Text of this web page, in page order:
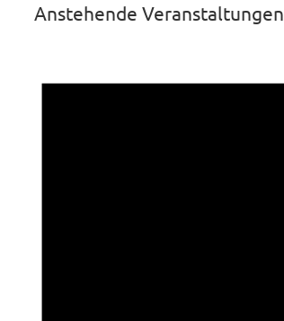
Anstehende Veranstaltungen